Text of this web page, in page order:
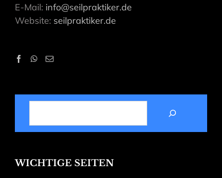
E-Mail: info@seilpraktiker.de
Website: seilpraktiker.de
SUCHEN
WICHTIGE SEITEN